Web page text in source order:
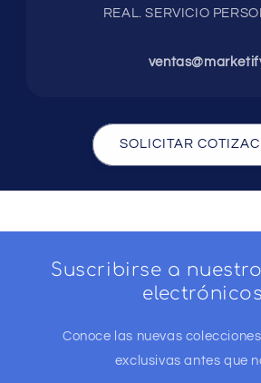
REAL. SERVICIO
SOLICITAR
Suscribirse a
electrónicos
Conoce las nuevas
exclusivas antes que